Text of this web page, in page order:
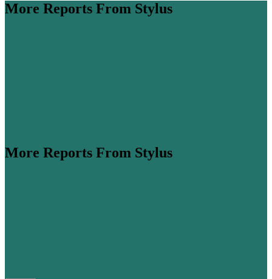
More Reports From Stylus
More Reports From Stylus